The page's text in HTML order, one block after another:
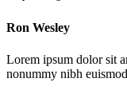
Ron Wesley
Lorem ipsum dolor sit
nonummy nibh